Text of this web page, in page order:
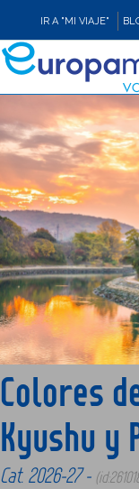
IR A "MI VIAJE"
Colores
Kyushu y
Cat. 2026-27 -